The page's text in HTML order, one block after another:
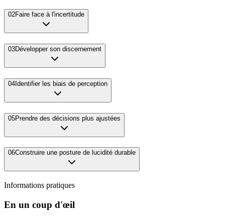
02Faire face à l'incertitude
03Développer son discernement
04 Identifier les biais de perception
05Prendre des décisions plus ajustées
06Construire une posture de lucidité durable
Informations pratiques
En un coup d'œil